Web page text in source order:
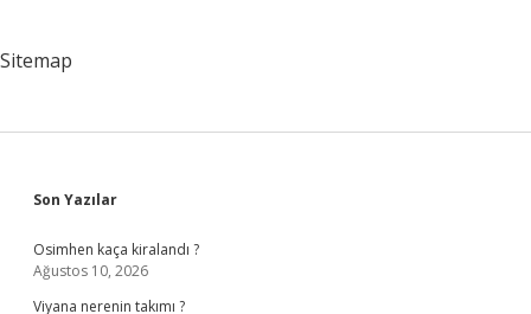
Sitemap
Sidebar
Son Yazılar
Osimhen kaça kiralandı ?
Ağustos 10, 2026
Viyana nerenin takımı ?